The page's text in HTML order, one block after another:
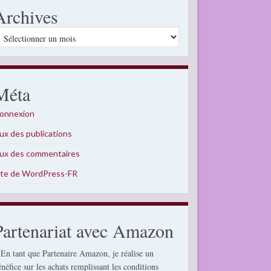
des publications
des commentaires
de WordPress-FR
avec Amazon
tant que Partenaire Amazon, je réalise un
sur les achats remplissant les conditions